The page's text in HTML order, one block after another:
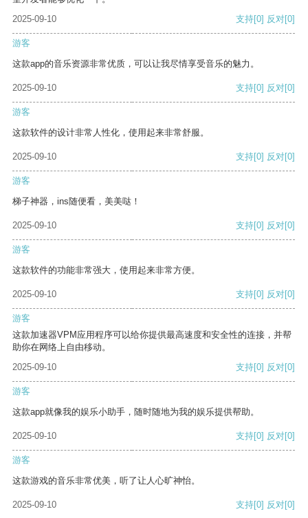
2025-09-10
支持[0] 反对[0]
游客
这款app的音乐资源非常优质，可以让我尽情享受音乐的魅力。
2025-09-10 支持[0] 反对[0]
游客
这款软件的设计非常人性化，使用起来非常舒服。
2025-09-10 支持[0] 反对[0]
游客
梯子神器，ins随便看，美美哒！
2025-09-10 支持[0] 反对[0]
游客
这款软件的功能非常强大，使用起来非常方便。
2025-09-10 支持[0] 反对[0]
游客
这款加速器VPM应用程序可以给你提供最高速度和安全性的连接，并帮
助你在网络上自由移动。
2025-09-10
支持[0] 反对[0]
游客
这款app就像我的娱乐小助手，随时随地为我的娱乐提供帮助。
2025-09-10 支持[0] 反对[0]
游客
这款游戏的音乐非常优美，听了让人心旷神怡。
2025-09-10 支持[0] 反对[0]